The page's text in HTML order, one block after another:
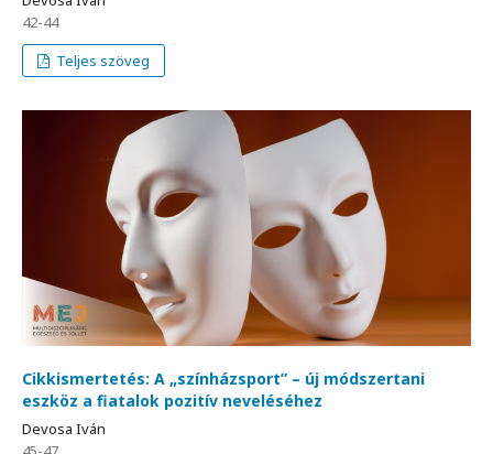
42-44
Teljes szöveg
Cikkismertetés: A „színházsport” – új módszertani
eszköz a fiatalok pozitív neveléséhez
Devosa Iván